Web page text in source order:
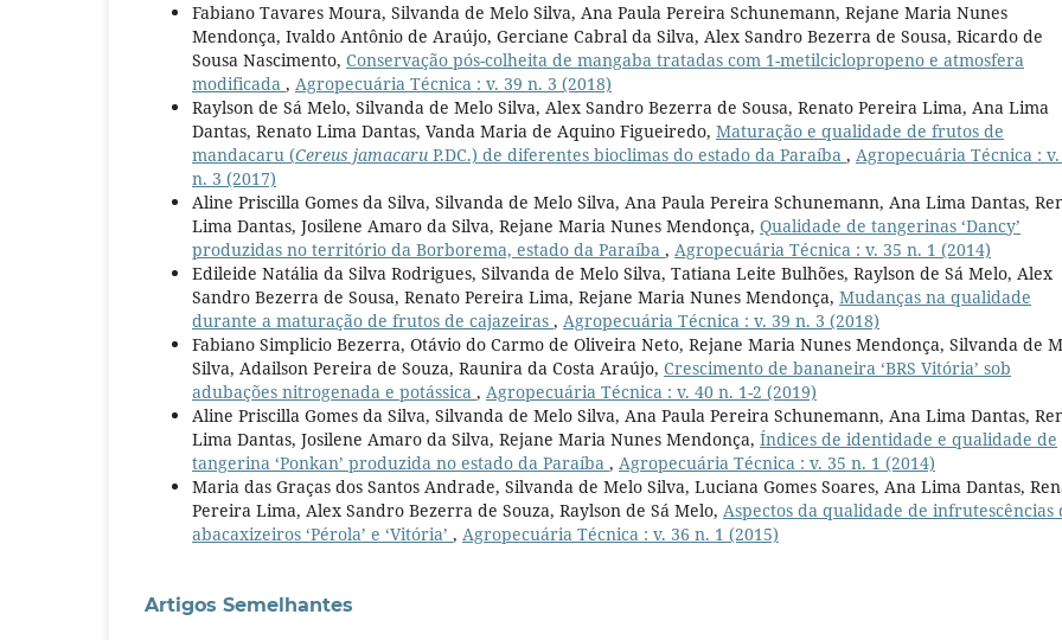
Fabiano Tavares Moura, Silvanda de Melo Silva, Ana Paula Pereira Schunemann, Rejane Maria Nunes
Mendonça, Ivaldo Antônio de Araújo, Gerciane Cabral da Silva, Alex Sandro Bezerra de Sousa, Ricardo de
Sousa Nascimento, Conservação pós-colheita de mangaba tratadas com 1-metilciclopropeno e atmosfera
modificada , Agropecuária Técnica : v. 39 n. 3 (2018)
Raylson de Sá Melo, Silvanda de Melo Silva, Alex Sandro Bezerra de Sousa, Renato Pereira Lima, Ana Lima
Dantas, Renato Lima Dantas, Vanda Maria de Aquino Figueiredo, Maturação e qualidade de frutos de
mandacaru (Cereus jamacaru P.DC.) de diferentes bioclimas do estado da Paraíba , Agropecuária Técnica : v.
n. 3 (2017)
Aline Priscilla Gomes da Silva, Silvanda de Melo Silva, Ana Paula Pereira Schunemann, Ana Lima Dantas,
Lima Dantas, Josilene Amaro da Silva, Rejane Maria Nunes Mendonça, Qualidade de tangerinas ‘Dancy’
produzidas no território da Borborema, estado da Paraíba , Agropecuária Técnica : v. 35 n. 1 (2014)
Edileide Natália da Silva Rodrigues, Silvanda de Melo Silva, Tatiana Leite Bulhões, Raylson de Sá Melo, Alex
Sandro Bezerra de Sousa, Renato Pereira Lima, Rejane Maria Nunes Mendonça, Mudanças na qualidade
durante a maturação de frutos de cajazeiras , Agropecuária Técnica : v. 39 n. 3 (2018)
Fabiano Simplicio Bezerra, Otávio do Carmo de Oliveira Neto, Rejane Maria Nunes Mendonça, Silvanda de
Silva, Adailson Pereira de Souza, Raunira da Costa Araújo, Crescimento de bananeira ‘BRS Vitória’ sob
adubações nitrogenada e potássica , Agropecuária Técnica : v. 40 n. 1-2 (2019)
Aline Priscilla Gomes da Silva, Silvanda de Melo Silva, Ana Paula Pereira Schunemann, Ana Lima Dantas,
Lima Dantas, Josilene Amaro da Silva, Rejane Maria Nunes Mendonça, Índices de identidade e qualidade de
tangerina ‘Ponkan’ produzida no estado da Paraíba , Agropecuária Técnica : v. 35 n. 1 (2014)
Maria das Graças dos Santos Andrade, Silvanda de Melo Silva, Luciana Gomes Soares, Ana Lima Dantas,
Pereira Lima, Alex Sandro Bezerra de Souza, Raylson de Sá Melo, Aspectos da qualidade de infrutescências
abacaxizeiros ‘Pérola’ e ‘Vitória’ , Agropecuária Técnica : v. 36 n. 1 (2015)
Artigos Semelhantes